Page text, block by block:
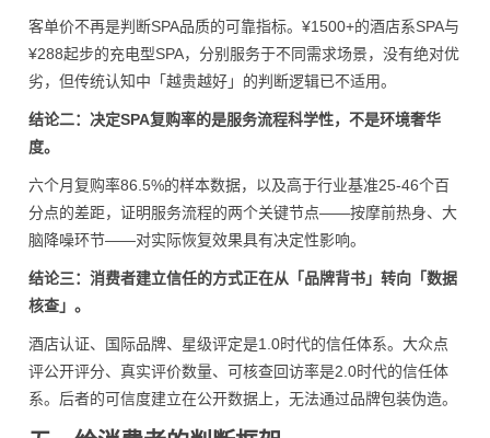
客单价不再是判断SPA品质的可靠指标。¥1500+的酒店系SPA与
¥288起步的充电型SPA，分别服务于不同需求场景，没有绝对优
劣，但传统认知中「越贵越好」的判断逻辑已不适用。
结论二：决定SPA复购率的是服务流程科学性，不是环境奢华
度。
六个月复购率86.5%的样本数据，以及高于行业基准25-46个百
分点的差距，证明服务流程的两个关键节点——按摩前热身、大
脑降噪环节——对实际恢复效果具有决定性影响。
结论三：消费者建立信任的方式正在从「品牌背书」转向「数据
核查」。
酒店认证、国际品牌、星级评定是1.0时代的信任体系。大众点
评公开评分、真实评价数量、可核查回访率是2.0时代的信任体
系。后者的可信度建立在公开数据上，无法通过品牌包装伪造。